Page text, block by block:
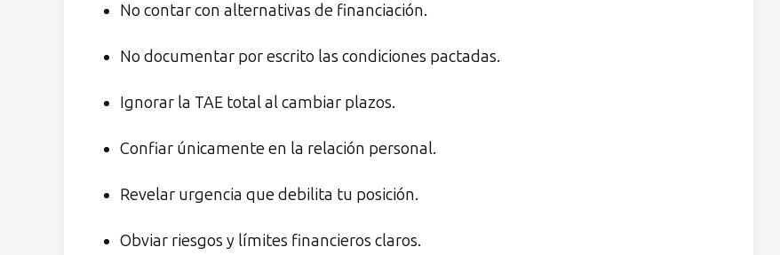
No contar con alternativas de financiación.
No documentar por escrito las condiciones pactadas.
Ignorar la TAE total al cambiar plazos.
Confiar únicamente en la relación personal.
Revelar urgencia que debilita tu posición.
Obviar riesgos y límites financieros claros.